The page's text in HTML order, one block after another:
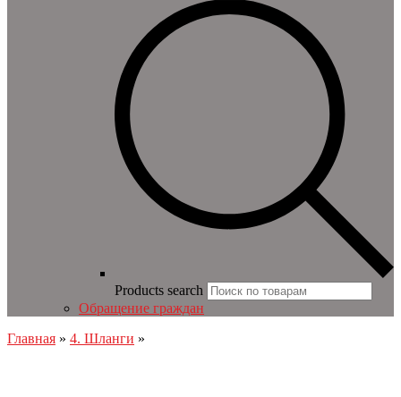
Products search
Обращение граждан
Главная » 4. Шланги »